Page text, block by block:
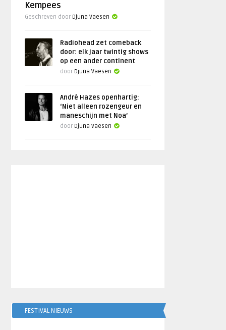
Kempees
Geschreven door Djuna Vaesen
Radiohead zet comeback
door: elk jaar twintig shows
op een ander continent
door Djuna Vaesen
André Hazes openhartig:
‘Niet alleen rozengeur en
maneschijn met Noa’
door Djuna Vaesen
FESTIVAL NIEUWS